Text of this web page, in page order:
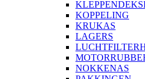
KOPPELING
KRUKAS
LAGERS
NOKKENAS